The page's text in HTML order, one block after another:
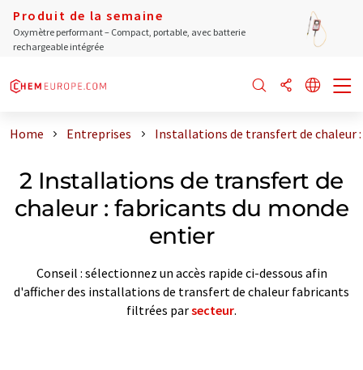
Produit de la semaine
Oxymètre performant – Compact, portable, avec batterie
rechargeable intégrée
Home Entreprises Installations de transfert de chaleur
2 Installations de transfert de
chaleur : fabricants du monde
entier
Conseil : sélectionnez un accès rapide ci-dessous afin
d'afficher des installations de transfert de chaleur fabricants
filtrées parsecteur.